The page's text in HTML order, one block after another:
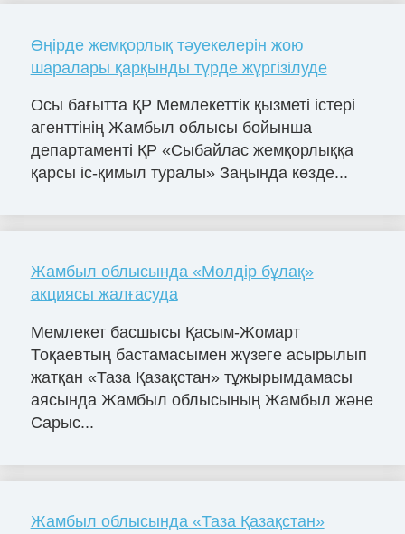
Өңірде жемқорлық тәуекелерін жою
шаралары қарқынды түрде жүргізілуде
Осы бағытта ҚР Мемлекеттік қызметі істері
агенттінің Жамбыл облысы бойынша
департаменті ҚР «Сыбайлас жемқорлыққа
қарсы іс-қимыл туралы» Заңында көзде...
Жамбыл облысында «Мөлдір бұлақ»
акциясы жалғасуда
Мемлекет басшысы Қасым-Жомарт
Тоқаевтың бастамасымен жүзеге асырылып
жатқан «Таза Қазақстан» тұжырымдамасы
аясында Жамбыл облысының Жамбыл және
Сарыс...
Жамбыл облысында «Таза Қазақстан»